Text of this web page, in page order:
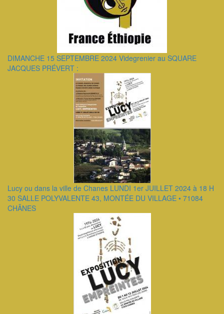
DIMANCHE 15 SEPTEMBRE 2024 Videgrenier au SQUARE
JACQUES PRÉVERT :
Lucy ou dans la ville de Chanes LUNDI 1er JUILLET 2024 à 18 H
30 SALLE POLYVALENTE 43, MONTÉE DU VILLAGE • 71084
CHÂNES